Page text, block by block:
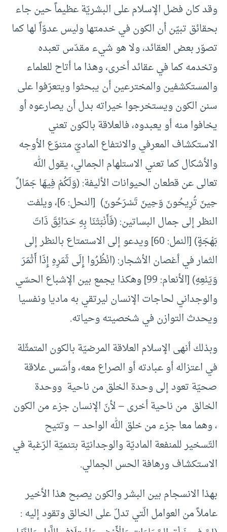
وقد كان فضل الإسلام على البشريّة عظيماً حين جاء
بحقائق تبيّن أن الكون في خدمتها وليس عدوّاً لها كما
تصوّر بعض العقائد، ولا هو شيء مقدّس تعبده
وتخدمه كما في عقائد أخرى، وهذا ما أتاح للعلماء
والمستكشفين والمخترعين أن يبحثوا ويتعرّفوا على
سنن الكون ويستخرجوا خيراته بدل أن يصارعوه أو
يخافوا منه أو يعبدوه، فالعلاقة بالكون تعني
الاستكشاف المعرفي والانتفاع الماديّ متنوّع الأوجه
والأشكال كما تعني الاستلهام الجمالي، يقول الله
تعالى عن قطعان الحيوانات الأليفة: (وَلَكُمْ فِيهَا جَمَالٌ
حِينَ تُرِيحُونَ وَحِينَ تَسْرَحُونَ) [النحل: 6]، ويلفت
النظر إلى جمال البساتين: (فَأَنْبَتْنَا بِهِ حَدَائِقَ ذَاتَ
بَهْجَةٍ) [النمل: 60] ويدعو إلى الاستمتاع بالنظر إلى
الثمار في أغصان الأشجار: (انْظُرُوا إِلَى ثَمَرِهِ إِذَا أَثْمَرَ
وَيَنْعِهِ) [الأنعام: 99] وهكذا يجمع بين الإشباع الحسّي
والوجداني لحاجات الإنسان ليرتقي به ماديا ونفسيا
ويحدث التوازن في شخصيته وحياته.
وبذلك أنهى الإسلام العلاقة المرضيّة بالكون المتمثّلة
في اعتزاله أو عبادته أو الصراع معه، وأسّس علاقة
صحيّة تعود إلى وحدة الخلق من ناحية ووحدة
الخالق من ناحية أخرى – لأنّ الإنسان جزء من الكون
، وهما معا جزء من خلق الله الواحد – وتتيح
التّسخير للمنفعة الماديّة والوجدانيّة بتنميّة الرّغبة في
الاستكشاف ورهافة الحس الجمالي.
بهذا الانسجام بين البشر والكون يصبح هذا الأخير
عاملاً من العوامل الّتي تدلّ على الخالق وتقود إليه :